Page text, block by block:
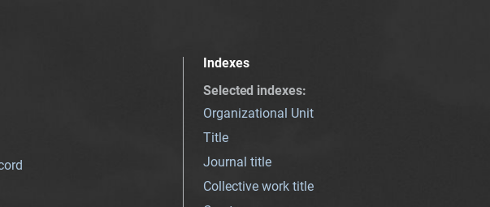
Indexes
Selected indexes:
Organizational Unit
Title
Journal title
Collective work title